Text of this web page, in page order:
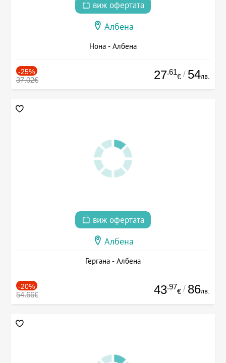
виж офертата
Албена
Нона - Албена
-25%
37.02€ 27.61
€ / 54лв.
виж офертата
Албена
Гергана - Албена
-20%
54.66€ 43.97
€ / 86лв.